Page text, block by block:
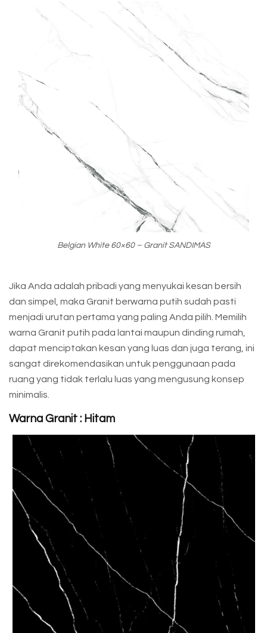
Belgian White 60×60 – Granit SANDIMAS
Jika Anda adalah pribadi yang menyukai kesan bersih
dan simpel, maka Granit berwarna putih sudah pasti
menjadi urutan pertama yang paling Anda pilih. Memilih
warna Granit putih pada lantai maupun dinding rumah,
dapat menciptakan kesan yang luas dan juga terang, ini
sangat direkomendasikan untuk penggunaan pada
ruang yang tidak terlalu luas yang mengusung konsep
minimalis.
Warna Granit : Hitam